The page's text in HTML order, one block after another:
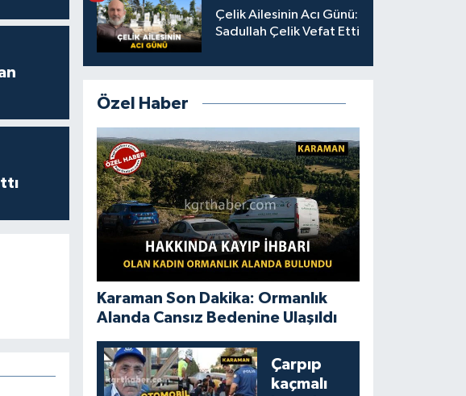
Çelik Ailesinin Acı Günü:
Sadullah Çelik Vefat Etti
Özel Haber
Karaman Son Dakika: Ormanlık
Alanda Cansız Bedenine Ulaşıldı
Çarpıp
kaçmalı